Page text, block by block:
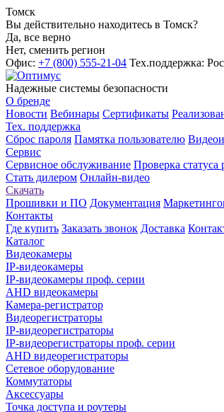
Томск
Вы действительно находитесь в Томск?
Да, все верно
Нет, сменить регион
Офис: +7 (800) 555-21-04 Тех.поддержка:
Надежные системы безопасности
О бренде
Новости Вебинары Сертификаты
Тех. поддержка
Сброс пароля Памятка пользователю
Сервис
Сервисное обслуживание Проверка статуса
Стать дилером Онлайн-видео
Скачать
Прошивки и ПО Документация
Контакты
Где купить Заказать звонок Доставка
Каталог
Видеокамеры
IP-видеокамеры
IP-видеокамеры проф. серии
AHD видеокамеры
Камера-регистратор
Видеорегистраторы
IP-видеорегистраторы
IP-видеорегистраторы проф. серии
AHD видеорегистраторы
Сетевое оборудование
Коммутаторы
Аксессуары
Точка доступа и роутеры